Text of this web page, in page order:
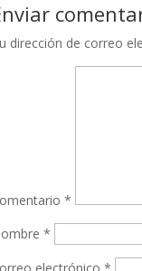
dirección de correo
*
*